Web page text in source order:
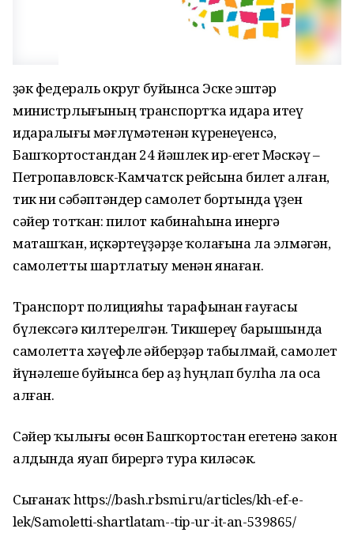
Үҙәк федераль округ буйынса Эске эштәр
министрлығының транспортҡа идара итеү
идаралығы мәғлүмәтенән күренеүенсә,
Башҡортостандан 24 йәшлек ир-егет Мәскәү –
Петропавловск-Камчатск рейсына билет алған,
тик ни сәбәптәндер самолет бортында үҙен
сәйер тотҡан: пилот кабинаһына инергә
маташҡан, иҫкәртеүҙәрҙе ҡолағына ла элмәгән,
самолетты шартлатыу менән янаған.
Транспорт полицияһы тарафынан ғауғасы
бүлексәгә килтерелгән. Тикшереү барышында
самолетта хәүефле әйберҙәр табылмай, самолет
йүнәлеше буйынса бер аҙ һуңлап булһа ла оса
алған.
Сәйер ҡылығы өсөн Башҡортостан егетенә закон
алдында яуап бирергә тура киләсәк.
Сығанаҡ https://bash.rbsmi.ru/articles/kh-ef-e-
lek/Samoletti-shartlatam--tip-ur-it-an-539865/